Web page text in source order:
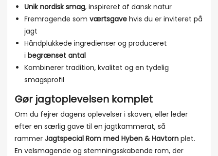
Unik nordisk smag, inspireret af dansk natur
Fremragende som værtsgave hvis du er inviteret på
jagt
Håndplukkede ingredienser og produceret
i begrænset antal
Kombinerer tradition, kvalitet og en tydelig
smagsprofil
Gør jagtoplevelsen komplet
Om du fejrer dagens oplevelser i skoven, eller leder
efter en særlig gave til en jagtkammerat, så
rammer Jagtspecial Rom med Hyben & Havtorn plet.
En velsmagende og stemningsskabende rom, der